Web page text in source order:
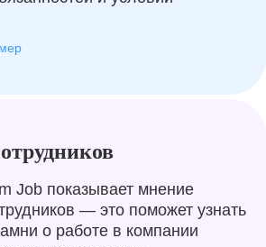
Job показывает мнение
— это поможет узнать
о работе в компании